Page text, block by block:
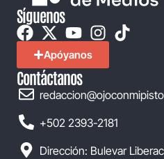
Síguenos
Apóyanos
Contáctanos
+502 2393-2181
Dirección: Bulevar